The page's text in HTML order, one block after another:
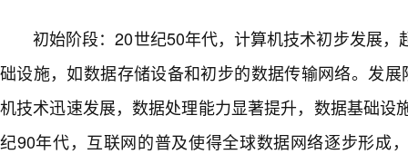
初始阶段：20世纪50年代，计算机技术初步发展
础设施，如数据存储设备和初步的数据传输网络。发
机技术迅速发展，数据处理能力显著提升，数据基础设
纪90年代，互联网的普及使得全球数据网络逐步形成